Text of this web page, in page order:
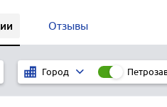
Отзывы
Город